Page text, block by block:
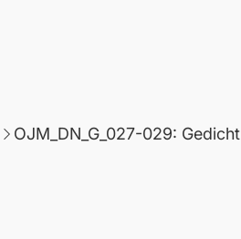
OJM_DN_G_027-029: Gedicht